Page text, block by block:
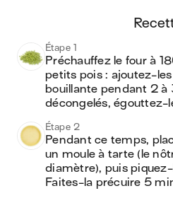
Étape 1
Préchauffez le four à
petits pois : ajoutez-
bouillante pendant 2 à
décongelés, égouttez-
Étape 2
Pendant ce temps,
un moule à tarte (le
diamètre), puis
Faites-la précuire 5